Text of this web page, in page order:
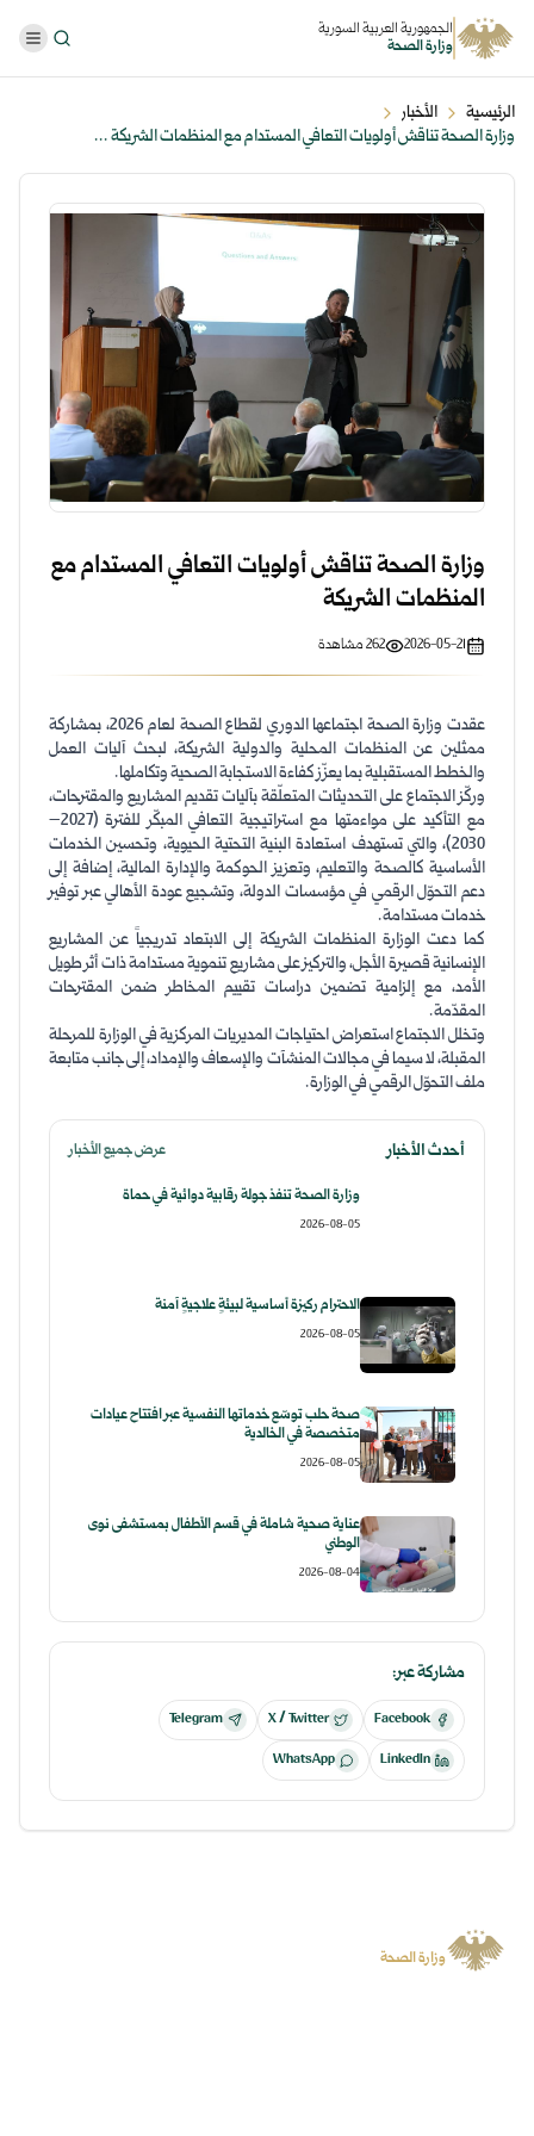
الجمهورية العربية السورية
وزارة الصحة
الرئيسية
الأخبار
وزارة الصحة تناقش أولويات التعافي المستدام مع المنظمات الشريكة ...
أحدث الأخبار عرض جميع الأخبار
وزارة الصحة تنفذ جولة رقابية دوائية في حماة
2026-08-05
الاحترام ركيزة أساسية لبيئةٍ علاجيةٍ آمنة
2026-08-05
صحة حلب توسّع خدماتها النفسية عبر افتتاح عيادات
متخصصة في الخالدية
2026-08-05
عناية صحية شاملة في قسم الأطفال بمستشفى نوى
الوطني
2026-08-04
مشاركة عبر:
Facebook
X / Twitter
Telegram
LinkedIn
WhatsApp
وزارة الصحة تناقش أولويات التعافي المستدام مع
المنظمات الشريكة
2026-05-21
262مشاهدة
عقدت وزارة الصحة اجتماعها الدوري لقطاع الصحة لعام 2026، بمشاركة
ممثلين عن المنظمات المحلية والدولية الشريكة، لبحث آليات العمل
والخطط المستقبلية بما يعزّز كفاءة الاستجابة الصحية وتكاملها.
وركّز الاجتماع على التحديثات المتعلّقة بآليات تقديم المشاريع والمقترحات،
مع التأكيد على مواءمتها مع استراتيجية التعافي المبكّر للفترة (2027–
2030)، والتي تستهدف استعادة البنية التحتية الحيوية، وتحسين الخدمات
الأساسية كالصحة والتعليم، وتعزيز الحوكمة والإدارة المالية، إضافة إلى
دعم التحوّل الرقمي في مؤسسات الدولة، وتشجيع عودة الأهالي عبر توفير
خدمات مستدامة.
كما دعت الوزارة المنظمات الشريكة إلى الابتعاد تدريجياً عن المشاريع
الإنسانية قصيرة الأجل، والتركيز على مشاريع تنموية مستدامة ذات أثر طويل
الأمد، مع إلزامية تضمين دراسات تقييم المخاطر ضمن المقترحات
المقدّمة.
وتخلل الاجتماع استعراض احتياجات المديريات المركزية في الوزارة للمرحلة
المقبلة، لا سيما في مجالات المنشآت والإسعاف والإمداد، إلى جانب متابعة
ملف التحوّل الرقمي في الوزارة.
وزارة الصحة